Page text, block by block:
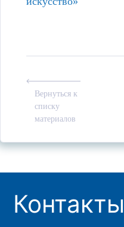
Вернуться к
списку
материалов
Контакты